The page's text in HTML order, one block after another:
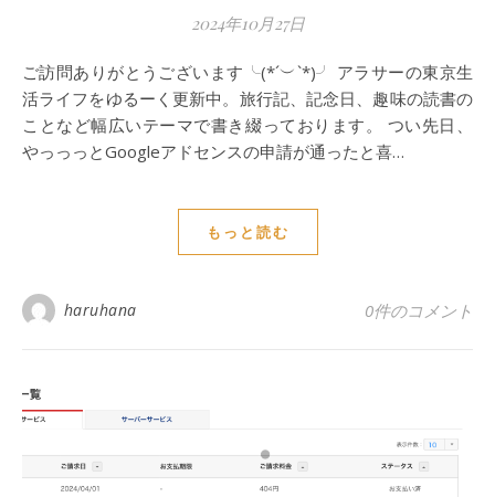
2024年10月27日
ご訪問ありがとうございます╰(*´︶`*)╯ アラサーの東京生
活ライフをゆるーく更新中。旅行記、記念日、趣味の読書の
ことなど幅広いテーマで書き綴っております。 つい先日、
やっっっとGoogleアドセンスの申請が通ったと喜…
もっと読む
haruhana 0件のコメント